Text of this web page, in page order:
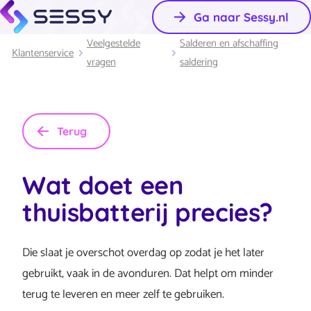
Ga naar Sessy.nl
Klantenservice
Veelgestelde
vragen
Salderen en afschaffing
saldering
Terug
Wat doet een
thuisbatterij precies?
Die slaat je overschot overdag op zodat je het later
gebruikt, vaak in de avonduren. Dat helpt om minder
terug te leveren en meer zelf te gebruiken.